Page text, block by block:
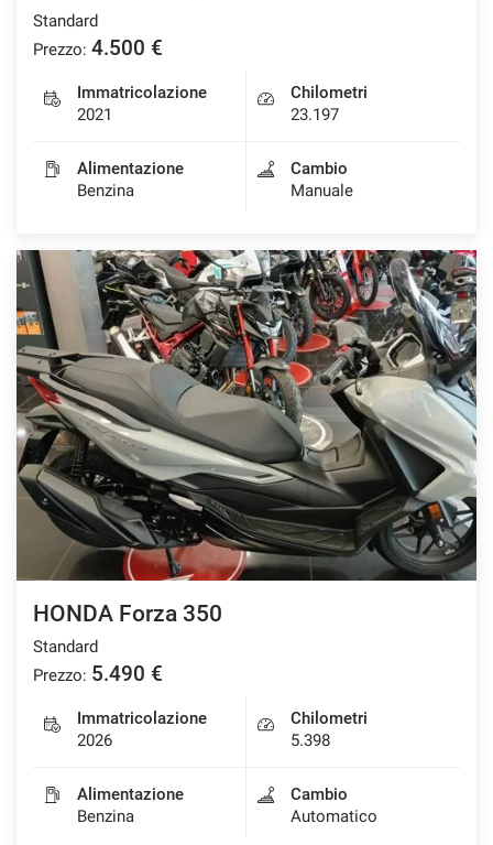
Standard
Prezzo: 4.500 €
Immatricolazione
2021
Chilometri
23.197
Alimentazione
Benzina
Cambio
Manuale
HONDA Forza 350
Standard
Prezzo: 5.490 €
Immatricolazione
2026
Chilometri
5.398
Alimentazione
Benzina
Cambio
Automatico
Cookie necessari
Cookie delle preferenze
Cookie analitici
Cookie di marketing
Leggi
la
cookie
policy
Salva
impostazioni